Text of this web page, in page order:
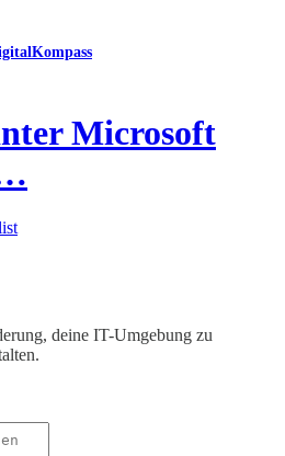
Microsoft
deine IT-Umgebung zu